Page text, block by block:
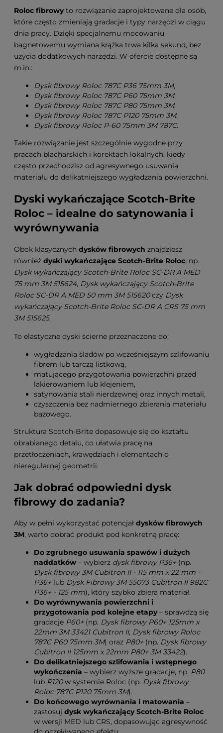
Roloc fibrowyto rozwiązanie zaprojektowane dla osób,
które często zmieniają gradacje i typy narzędzi w ciągu
dnia pracy. Dzięki specjalnemu mocowaniu
bagnetowemu wymiana krążka trwa kilka sekund, bez
użycia dodatkowych narzędzi. W ofercie dostępne są
m.in.:
Dysk fibrowy Roloc 787C P36 75mm 3M,
Dysk fibrowy Roloc 787C P60 75mm 3M,
Dysk fibrowy Roloc 787C P80 75mm 3M,
Dysk fibrowy Roloc 787C P120 75mm 3M,
Dysk fibrowy Roloc P-60 75mm 3M 787C.
Takie rozwiązanie jest szczególnie wygodne przy
pracach blacharskich i korektach lokalnych, kiedy
często przechodzisz od agresywnego usuwania
materiału do delikatniejszego wygładzania powierzchni.
Dyski wykańczające Scotch-Brite
Roloc – idealne do satynowania i
wyrównywania
Obok klasycznych dysków fibrowych znajdziesz
również dyski wykańczające Scotch-Brite Roloc, np.
Dysk wykańczający Scotch-Brite Roloc SC-DR A MED
75 mm 3M 515624, Dysk wykańczający Scotch-Brite
Roloc SC-DR A MED 50 mm 3M 515620czy Dysk
wykańczający Scotch-Brite Roloc SC-DR A CRS 75 mm
3M 515625.
To elastyczne dyski ścierne przeznaczone do:
wygładzania śladów po wcześniejszym szlifowaniu
fibrem lub tarczą listkową,
matującego przygotowania powierzchni przed
lakierowaniem lub klejeniem,
satynowania stali nierdzewnej oraz innych metali,
czyszczenia bez nadmiernego zbierania materiału
bazowego.
Struktura Scotch-Brite dopasowuje się do kształtu
obrabianego detalu, co ułatwia pracę na
przetłoczeniach, krawędziach i elementach o
nieregularnej geometrii.
Jak dobrać odpowiedni dysk
fibrowy do zadania?
Aby w pełni wykorzystać potencjał dysków fibrowych
3M, warto dobrać produkt pod konkretną pracę:
Do zgrubnego usuwania spawów i dużych
naddatków – wybierz dysk fibrowy P36+ (np.
Dysk fibrowy 3M Cubitron II - 115 mm x 22 mm -
P36+ lub Dysk Fibrowy 3M 55073 Cubitron II 982C
P36+ - 125 mm), który szybko zbiera materiał.
Do wyrównywania powierzchni i
przygotowania pod kolejne etapy– sprawdzą się
gradacje P60+ (np. Dysk fibrowy P60+ 125mm x
22mm 3M 33421 Cubitron II, Dysk fibrowy Roloc
787C P60 75mm 3M) oraz P80+ (np. Dysk fibrowy
Cubitron II 125mm x 22mm P80+ 3M 33422).
Do delikatniejszego szlifowania i wstępnego
wykończenia – wybierz wyższe gradacje, np. P80
lub P120w systemie Roloc (np. Dysk fibrowy
Roloc 787C P120 75mm 3M).
Do końcowego wyrównania i matowania –
zastosuj dysk wykańczający Scotch-Brite Roloc
w wersji MED lub CRS, dopasowując agresywność